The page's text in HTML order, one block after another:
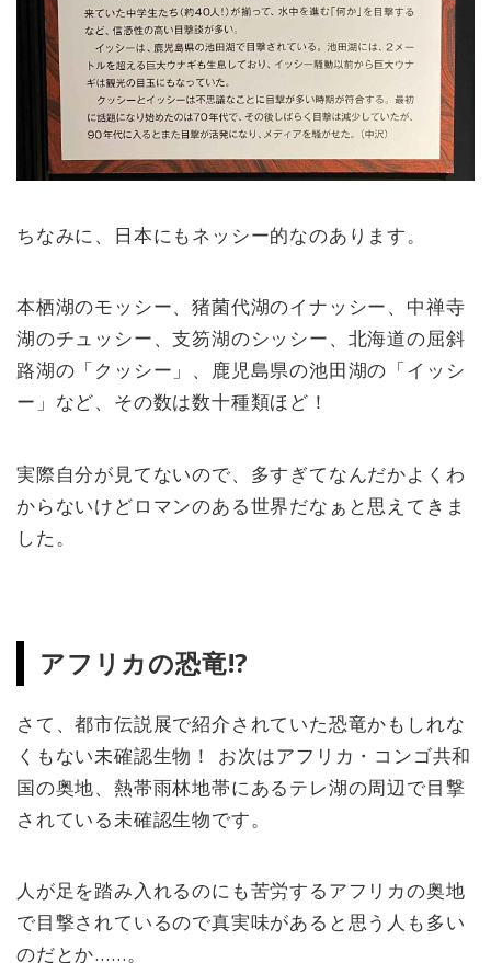
ちなみに、日本にもネッシー的なのあります。
本栖湖のモッシー、猪菌代湖のイナッシー、中禅寺
湖のチュッシー、支笏湖のシッシー、北海道の屈斜
路湖の「クッシー」、鹿児島県の池田湖の「イッシ
ー」など、その数は数十種類ほど！
実際自分が見てないので、多すぎてなんだかよくわ
からないけどロマンのある世界だなぁと思えてきま
した。
アフリカの恐竜!?
さて、都市伝説展で紹介されていた恐竜かもしれな
くもない未確認生物！ お次はアフリカ・コンゴ共和
国の奥地、熱帯雨林地帯にあるテレ湖の周辺で目撃
されている未確認生物です。
人が足を踏み入れるのにも苦労するアフリカの奥地
で目撃されているので真実味があると思う人も多い
のだとか……。